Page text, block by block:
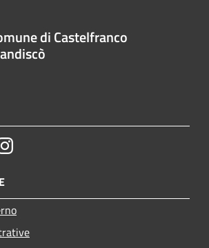
di Castelfranco
Instagram